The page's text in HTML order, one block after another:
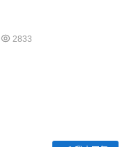
2833